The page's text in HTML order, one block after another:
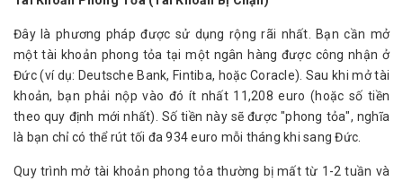
Đây là phương pháp được sử dụng rộng rãi nhất. Bạn cần mở
một tài khoản phong tỏa tại một ngân hàng được công nhận ở
Đức (ví dụ: Deutsche Bank, Fintiba, hoặc Coracle). Sau khi mở tài
khoản, bạn phải nộp vào đó ít nhất 11,208 euro (hoặc số tiền
theo quy định mới nhất). Số tiền này sẽ được "phong tỏa", nghĩa
là bạn chỉ có thể rút tối đa 934 euro mỗi tháng khi sang Đức.
Quy trình mở tài khoản phong tỏa thường bị mất từ ​​1-2 tuần và